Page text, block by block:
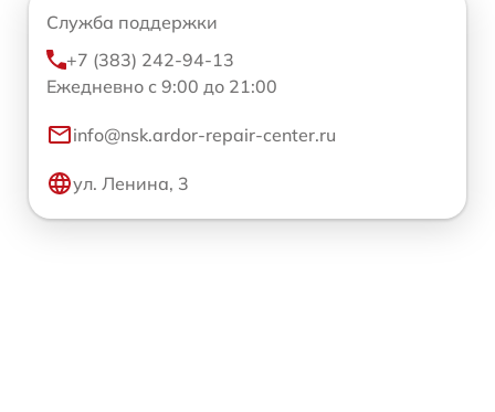
Служба поддержки
+7 (383) 242-94-13
Ежедневно с 9:00 до 21:00
info@nsk.ardor-repair-center.ru
ул. Ленина, 3